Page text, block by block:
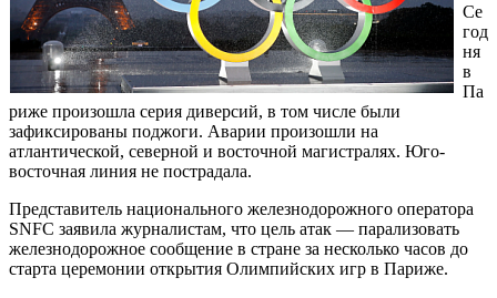
Се
год
ня
в
Па
риже произошла серия диверсий, в том числе были
зафиксированы поджоги. Аварии произошли на
атлантической, северной и восточной магистралях. Юго-
восточная линия не пострадала.
Представитель национального железнодорожного оператора
SNFC заявила журналистам, что цель атак — парализовать
железнодорожное сообщение в стране за несколько часов до
старта церемонии открытия Олимпийских игр в Париже.